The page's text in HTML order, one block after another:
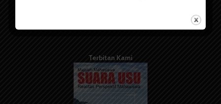
Terbitan Kami